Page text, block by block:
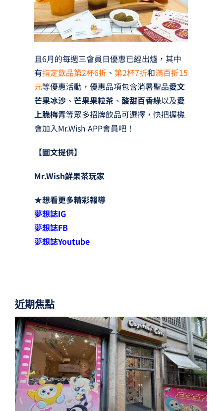
且6月的每週三會員日優惠已經出爐，其中
有指定飲品第2杯6折、 第2杯7折和滿百折15
元等優惠活動，優惠品項包含消暑聖品愛文
芒果冰沙、 芒果果粒茶、 酸甜百香綠以及愛
上脆梅青等眾多招牌飲品可選擇，快把握機
會加入Mr.Wish APP會員吧！
【圖文提供】
Mr.Wish鮮果茶玩家
★想看更多精彩報導
夢想誌IG
夢想誌FB
夢想誌Youtube
近期焦點